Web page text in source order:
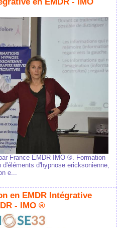
France EMDR IMO ®. Formation
d'hypnose ericksonienne,
e...
en EMDR Intégrative
- IMO ®